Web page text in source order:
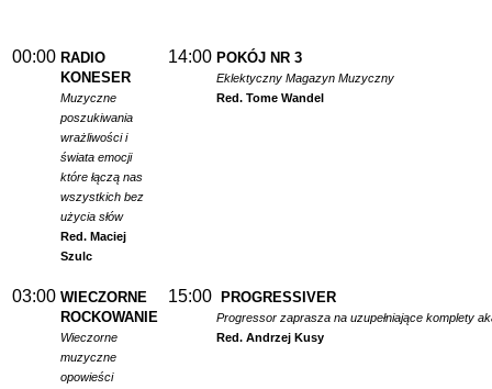
00:00 RADIO
KONESER
Muzyczne
poszukiwania
wrażliwości i
świata emocji
które łączą nas
wszystkich bez
użycia słów
Red. Maciej
Szulc
14:00 POKÓJ NR 3
Eklektyczny Magazyn Muzyczny
Red. Tome Wandel
03:00 WIECZORNE
ROCKOWANIE
Wieczorne
muzyczne
opowieści
15:00 PROGRESSIVER
Progressor zaprasza na uzupełniające komplety
Red. Andrzej Kusy